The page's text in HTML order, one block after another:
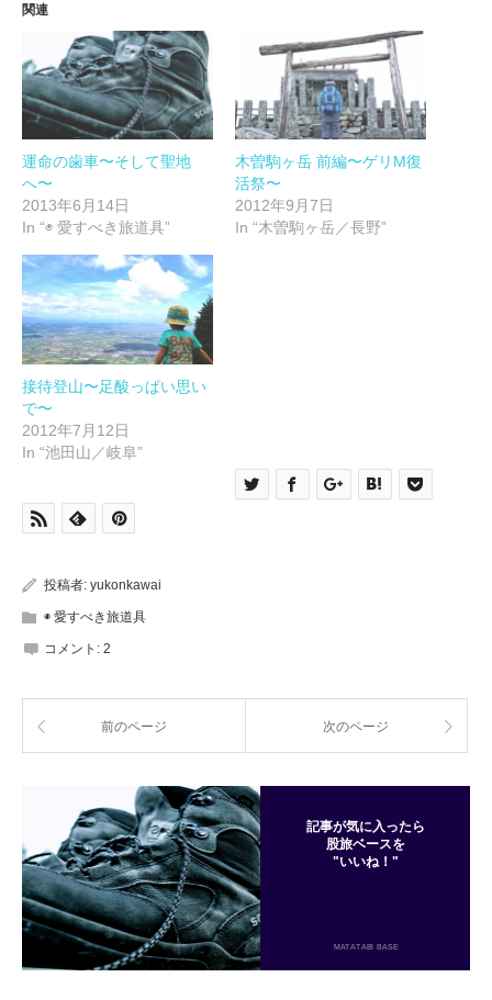
共
有
(新
し
い
ウ
ィ
ン
ウ
で
き
ま
す)
は
ク
リ
ッ
ク
し
て
く
だ
い
(新
い
ウ
ィ
ン
ド
ウ
で
開
き
ま
す)
関連
運命の歯車〜そして聖地
へ〜
2013年6月14日
In “◉ 愛すべき旅道具”
木曽駒ヶ岳 前編〜ゲリM復
活祭〜
2012年9月7日
In “木曽駒ヶ岳／長野”
接待登山〜足酸っぱい思い
で〜
2012年7月12日
In “池田山／岐阜”
投稿者: yukonkawai
◉ 愛すべき旅道具
コメント: 2
前のページ 次のページ
記事が気に入ったら
股旅ベースを
"いいね！"
MATATABI BASE